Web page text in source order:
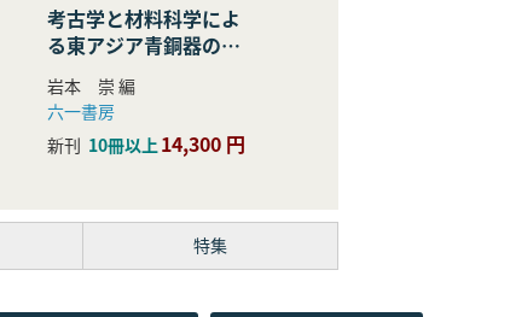
考古学と材料科学によ
る東アジア青銅器の学
際的研究
岩本 崇 編
六一書房
新刊 10冊以上14,300 円
特集